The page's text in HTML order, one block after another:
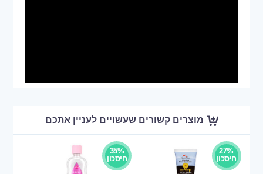
מוצרים קשורים שעשויים לעניין אתכם
27%
חיסכון
35%
חיסכון